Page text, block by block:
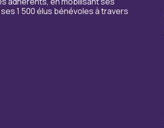
1 500 élus bénévoles à travers